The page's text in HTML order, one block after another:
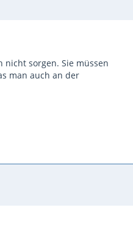
nicht sorgen. Sie müssen
man auch an der